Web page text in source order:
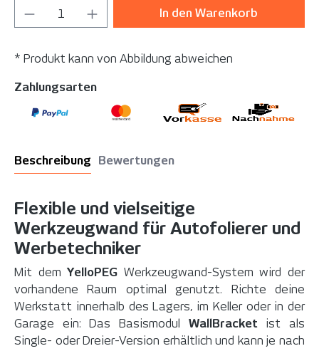
Produkt Anzahl: Gib den gewünschten
In den Warenkorb
* Produkt kann von Abbildung abweichen
Zahlungsarten
Beschreibung Bewertungen
Flexible und vielseitige
Werkzeugwand für Autofolierer und
Werbetechniker
Mit demYelloPEG Werkzeugwand-System wird der
vorhandene Raum optimal genutzt. Richte deine
Werkstatt innerhalb des Lagers, im Keller oder in der
Garage ein: Das Basismodul WallBracketist als
Single- oder Dreier-Version erhältlich und kann je nach